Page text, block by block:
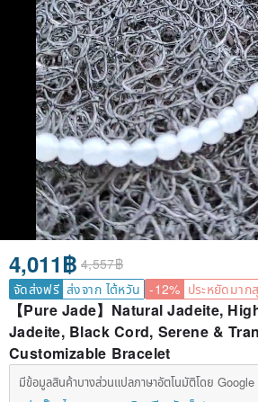
4,011฿ 4,557฿
จัดส่งฟรี ส่งจาก ไต้หวัน -12% ประหยัดมา
【Pure Jade】Natural Jadeite,
Jadeite, Black Cord, Serene &
Customizable Bracelet
มีข้อมูลสินค้าบางส่วนแปลภาษาอัตโนมัติโดย Google